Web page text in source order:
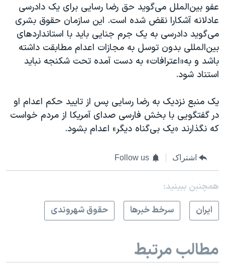
عفو بین‌الملل می‌گوید حق رضا رسایی برای یک دادرسی
عادلانه آشکارا نقض شده است. این سازمان حقوق بشری
می‌گوید دادرسی به یک جرم جنایی باید با استانداردهای
بین‌المللی بدون توسل به مجازات اعدام مطابقت داشته
باشد و به«اعترافات» به دست آمده تحت شکنجه نباید
استناد شود.
یک منبع نزدیک به رضا رسایی پس از تایید حکم اعدام او
در گفتگویی با بخش فارسی صدای آمریکا از مردم خواست
که نگذارند «یک بی‌گناه دیگر» اعدام بشود.
اشتراک Follow us
همچنبن ببینید:
ايران
سرخط خبرها حقوق شهروندی
مطالب مرتبط